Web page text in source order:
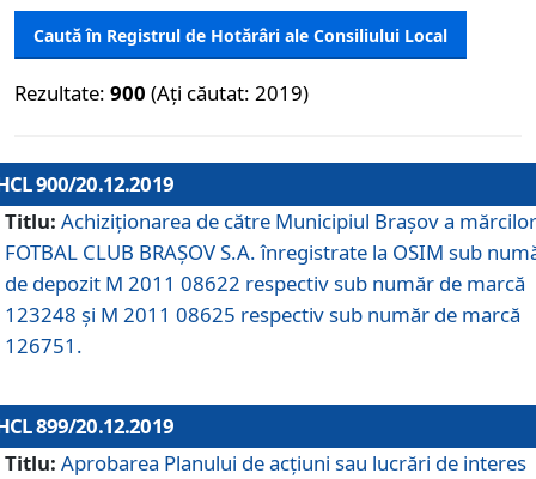
Caută în Registrul de Hotărâri ale Consiliului Local
Rezultate: 900 (Ați căutat: 2019)
900/20.12.2019
Titlu: Achiziționarea de către Municipiul Brașov a mărcilor
FOTBAL CLUB BRAȘOV S.A. înregistrate la OSIM sub
de depozit M 2011 08622 respectiv sub număr de marcă
123248 și M 2011 08625 respectiv sub număr de marcă
126751.
899/20.12.2019
Titlu: Aprobarea Planului de acţiuni sau lucrări de interes